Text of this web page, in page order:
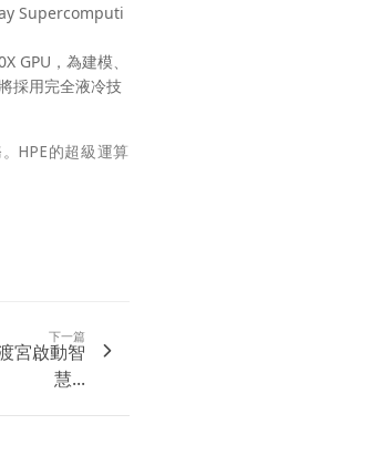
Supercomputi
GPU，為建模、
採用完全液冷技
HPE的超級運算
下一篇
宮啟動智
慧...